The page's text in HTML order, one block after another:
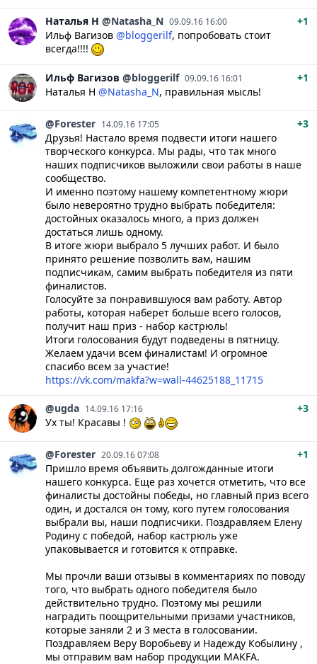
Наталья Н @Natasha_N 09.09.16 16:00
+1
Ильф Вагизов @bloggerilf, попробовать стоит
всегда!!!!
Ильф Вагизов @bloggerilf 09.09.16 16:01
+1
Наталья Н @Natasha_N, правильная мысль!
@Forester 14.09.16 17:05
+3
Друзья! Настало время подвести итоги нашего
творческого конкурса. Мы рады, что так много
наших подписчиков выложили свои работы в наше
сообщество.
И именно поэтому нашему компетентному жюри
было невероятно трудно выбрать победителя:
достойных оказалось много, а приз должен
достаться лишь одному.
В итоге жюри выбрало 5 лучших работ. И было
принято решение позволить вам, нашим
подписчикам, самим выбрать победителя из пяти
финалистов.
Голосуйте за понравившуюся вам работу. Автор
работы, которая наберет больше всего голосов,
получит наш приз - набор кастрюль!
Итоги голосования будут подведены в пятницу.
Желаем удачи всем финалистам! И огромное
спасибо всем за участие!
https://vk.com/makfa?w=wall-44625188_11715
@ugda 14.09.16 17:16
+3
Ух ты! Красавы !
@Forester 20.09.16 07:08
+1
Пришло время объявить долгожданные итоги
нашего конкурса. Еще раз хочется отметить, что все
финалисты достойны победы, но главный приз всего
один, и достался он тому, кого путем голосования
выбрали вы, наши подписчики. Поздравляем Елену
Родину с победой, набор кастрюль уже
упаковывается и готовится к отправке.
Мы прочли ваши отзывы в комментариях по поводу
того, что выбрать одного победителя было
действительно трудно. Поэтому мы решили
наградить поощрительными призами участников,
которые заняли 2 и 3 места в голосовании.
Поздравляем Веру Воробьеву и Надежду Кобылину ,
мы отправим вам набор продукции MAKFA.